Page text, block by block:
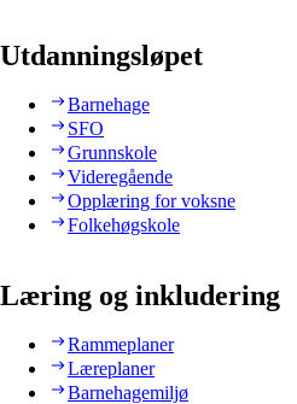
Utdanningsløpet
Barnehage
SFO
Grunnskole
Videregående
Opplæring for voksne
Folkehøgskole
Læring og inkludering
Rammeplaner
Læreplaner
Barnehagemiljø